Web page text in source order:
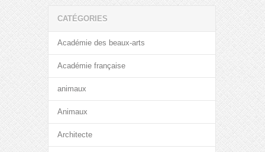
CATÉGORIES
Académie des beaux-arts
Académie française
animaux
Animaux
Architecte